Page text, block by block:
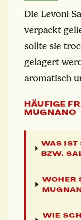
Die Levoni
verpackt
sollte sie
gelagert
aromatisch
HÄUFIGE
MUGNANO
WAS IST
BZW.
WOHER
WIE